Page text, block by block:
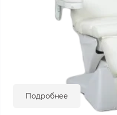
Подробнее